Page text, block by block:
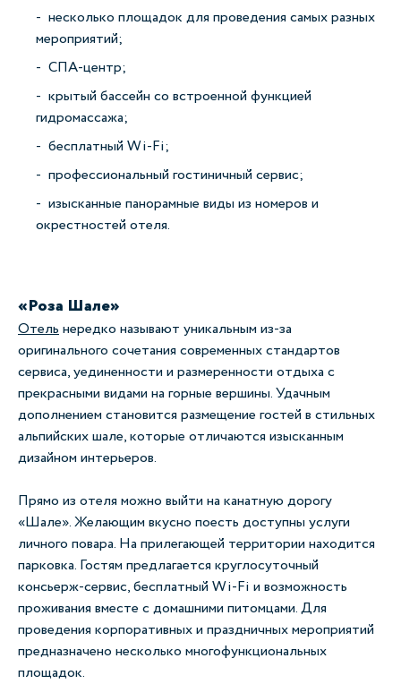
несколько площадок для проведения самых разных
мероприятий;
СПА-центр;
крытый бассейн со встроенной функцией
гидромассажа;
бесплатный Wi-Fi;
профессиональный гостиничный сервис;
изысканные панорамные виды из номеров и
окрестностей отеля.
«Роза Шале»
Отельнередко называют уникальным из-за
оригинального сочетания современных стандартов
сервиса, уединенности и размеренности отдыха с
прекрасными видами на горные вершины. Удачным
дополнением становится размещение гостей в стильных
альпийских шале, которые отличаются изысканным
дизайном интерьеров.
Прямо из отеля можно выйти на канатную дорогу
«Шале». Желающим вкусно поесть доступны услуги
личного повара. На прилегающей территории находится
парковка. Гостям предлагается круглосуточный
консьерж-сервис, бесплатный Wi-Fi и возможность
проживания вместе с домашними питомцами. Для
проведения корпоративных и праздничных мероприятий
предназначено несколько многофункциональных
площадок.